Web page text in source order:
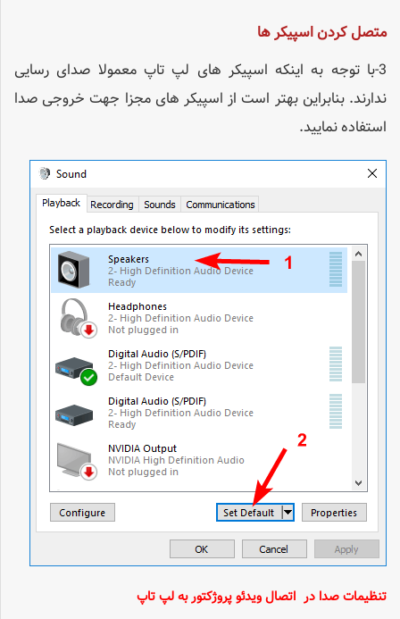
متصل کردن اسپیکر ها
3-با توجه به اینکه اسپیکر های لپ تاپ معمولا صدای رسایی
ندارند. بنابراین بهتر است از اسپیکر های مجزا جهت خروجی صدا
استفاده نمایید.
تنظیمات صدا در اتصال ویدئو پروژکتور به لپ تاپ